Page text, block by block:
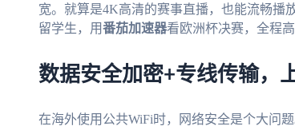
宽。就算是4K高清的赛事直播，也能流畅播
留学生，用番茄加速器看欧洲杯决赛，全程
数据安全加密+专线传输，
在海外使用公共WiFi时，网络安全是个大问题